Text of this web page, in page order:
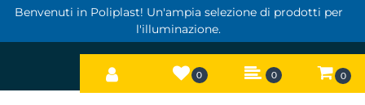
Benvenuti in Poliplast! Un'ampia selezione di prodotti per
l'illuminazione.
0 0 0